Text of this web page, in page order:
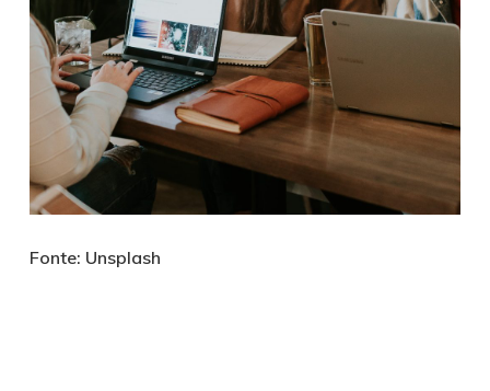
Fonte: Unsplash